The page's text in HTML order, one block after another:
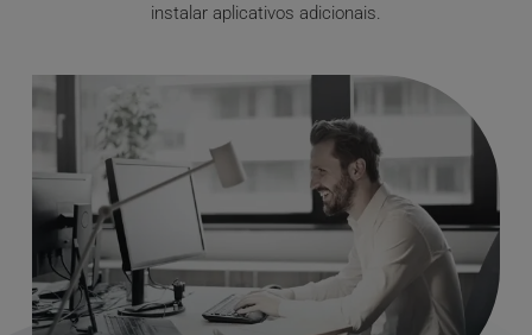
instalar aplicativos adicionais.